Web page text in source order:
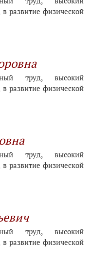
развитие физической
труд, высокий
развитие физической
труд, высокий
развитие физической
труд, высокий
развитие физической